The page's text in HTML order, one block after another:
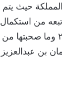
حيث يتم
من استكمال
للمسيرة على أيدي أبناءه الكرام – رحمة الله عليهم – ثم عهد رؤية ٢٠٣٠ وما صحبتها من
بن عبدالعزيز